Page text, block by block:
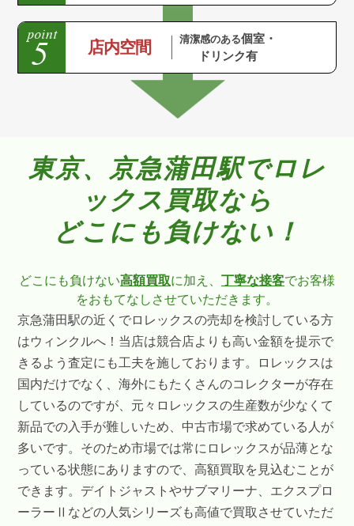
店内空間 清潔感のある個室・
ドリンク有
東京、京急蒲田駅でロレ
ックス買取なら
どこにも負けない！
どこにも負けない高額買取に加え、 丁寧な接客でお客様
をおもてなしさせていただきます。
京急蒲田駅の近くでロレックスの売却を検討している方
はウィンクルへ！当店は競合店よりも高い金額を提示で
きるよう査定にも工夫を施しております。ロレックスは
国内だけでなく、海外にもたくさんのコレクターが存在
しているのですが、元々ロレックスの生産数が少なくて
新品での入手が難しいため、中古市場で求めている人が
多いです。そのため市場では常にロレックスが品薄とな
っている状態にありますので、高額買取を見込むことが
できます。デイトジャストやサブマリーナ、エクスプロ
ーラーⅡなどの人気シリーズも高値で買取させていただ